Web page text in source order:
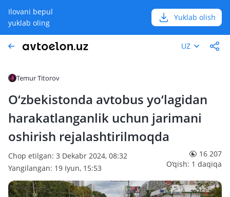
Ilovani bepul
yuklab oling
Yuklab olish
UZ
Temur Titorov
O‘zbekistonda avtobus yo‘lagidan
harakatlanganlik uchun jarimani
oshirish rejalashtirilmoqda
Chop etilgan: 3 Dekabr 2024, 08:32
Yangilangan: 19 Iyun, 15:53
16 207
O‘qish: 1 daqiqa